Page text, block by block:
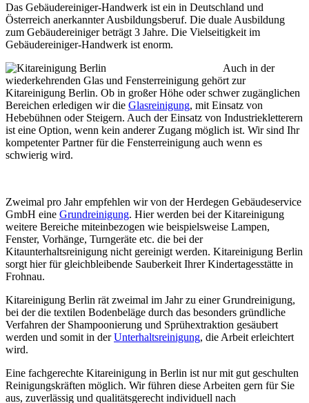
Das Gebäudereiniger-Handwerk ist ein in Deutschland und
Österreich anerkannter Ausbildungsberuf. Die duale Ausbildung
zum Gebäudereiniger beträgt 3 Jahre. Die Vielseitigkeit im
Gebäudereiniger-Handwerk ist enorm.
Auch in der
wiederkehrenden Glas und Fensterreinigung gehört zur
Kitareinigung Berlin. Ob in großer Höhe oder schwer zugänglichen
Bereichen erledigen wir die Glasreinigung, mit Einsatz von
Hebebühnen oder Steigern. Auch der Einsatz von Industriekletterern
ist eine Option, wenn kein anderer Zugang möglich ist. Wir sind Ihr
kompetenter Partner für die Fensterreinigung auch wenn es
schwierig wird.
Zweimal pro Jahr empfehlen wir von der Herdegen Gebäudeservice
GmbH eine Grundreinigung. Hier werden bei der Kitareinigung
weitere Bereiche miteinbezogen wie beispielsweise Lampen,
Fenster, Vorhänge, Turngeräte etc. die bei der
Kitaunterhaltsreinigung nicht gereinigt werden. Kitareinigung Berlin
sorgt hier für gleichbleibende Sauberkeit Ihrer Kindertagesstätte in
Frohnau.
Kitareinigung Berlin rät zweimal im Jahr zu einer Grundreinigung,
bei der die textilen Bodenbeläge durch das besonders gründliche
Verfahren der Shampoonierung und Sprühextraktion gesäubert
werden und somit in derUnterhaltsreinigung, die Arbeit erleichtert
wird.
Eine fachgerechte Kitareinigung in Berlin ist nur mit gut geschulten
Reinigungskräften möglich. Wir führen diese Arbeiten gern für Sie
aus, zuverlässig und qualitätsgerecht individuell nach